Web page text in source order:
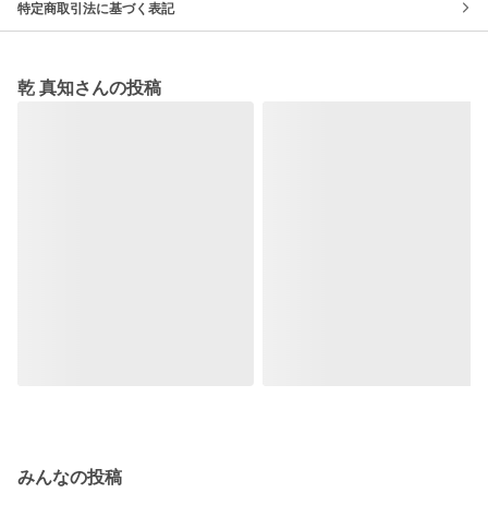
特定商取引法に基づく表記
乾 真知さんの投稿
みんなの投稿